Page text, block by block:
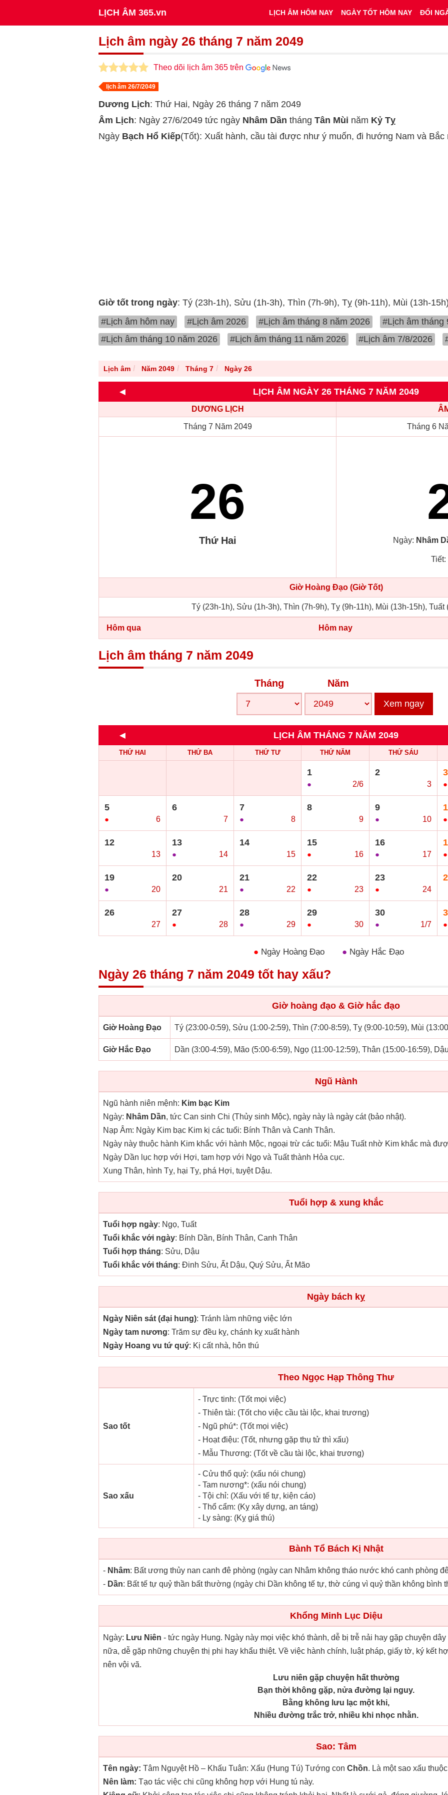
LỊCH ÂM 365.vn LỊCH ÂM HÔM NAY NGÀY TỐT HÔM NAY ĐỔI
Lịch âm ngày 26 tháng 7 năm 2049
Theo dõi lịch âm 365 trên
lịch âm 26/7/2049
Dương Lịch: Thứ Hai, Ngày 26 tháng 7 năm 2049
Âm Lịch: Ngày 27/6/2049 tức ngày Nhâm Dần tháng Tân Mùi năm Kỷ Tỵ
Ngày Bạch Hổ Kiếp(Tốt): Xuất hành, cầu tài được như ý muốn, đi hướng Nam và Bắc
Giờ tốt trong ngày: Tý (23h-1h), Sửu (1h-3h), Thìn (7h-9h), Tỵ (9h-11h), Mùi (13h-
#Lịch âm hôm nay
#Lịch âm 2026 #Lịch âm tháng 8 năm 2026
#Lịch âm tháng
#Lịch âm tháng 10 năm 2026
#Lịch âm tháng 11 năm 2026 #Lịch âm 7/8/2026
Lịch âm Năm 2049 Tháng 7 Ngày 26
◄ LỊCH ÂM NGÀY 26 THÁNG 7 NĂM 2049
DƯƠNG LỊCH
Tháng 7 Năm 2049 Tháng 6
26
Thứ Hai Ngày: Nhâm
Tiết:
Giờ Hoàng Đạo (Giờ Tốt)
Tý (23h-1h), Sửu (1h-3h), Thìn (7h-9h), Tỵ (9h-11h), Mùi (13h-15h), Tuất
Hôm qua Hôm nay
Lịch âm tháng 7 năm 2049
Tháng Năm
Xem ngay
◄ LỊCH ÂM THÁNG 7 NĂM 2049
THỨ HAI THỨ BA THỨ TƯ THỨ NĂM THỨ SÁU
1
● 2/6
2
3
3
●
5
● 6
6
7
7
● 8
8
9
9
● 10 ●
12
13
13
● 14
14
15
15
● 16
16
● 17 ●
19
● 20
20
21
21
● 22
22
● 23
23
● 24
26
27
27
● 28
28
● 29
29
● 30
30
● 1/7 ●
● Ngày Hoàng Đạo ● Ngày Hắc Đạo
Ngày 26 tháng 7 năm 2049 tốt hay xấu?
Giờ hoàng đạo & Giờ hắc đạo
Giờ Hoàng Đạo Tý (23:00-0:59), Sửu (1:00-2:59), Thìn (7:00-8:59), Tỵ (9:00-10:59), Mùi
Giờ Hắc Đạo Dần (3:00-4:59), Mão (5:00-6:59), Ngọ (11:00-12:59), Thân (15:00-16:59),
Ngũ Hành
Ngũ hành niên mệnh: Kim bạc Kim
Ngày: Nhâm Dần, tức Can sinh Chi (Thủy sinh Mộc), ngày này là ngày cát (bảo nhật).
Nạp Âm: Ngày Kim bạc Kim kị các tuổi: Bính Thân và Canh Thân.
Ngày này thuộc hành Kim khắc với hành Mộc, ngoại trừ các tuổi: Mậu Tuất nhờ Kim khắc mà
Ngày Dần lục hợp với Hợi, tam hợp với Ngọ và Tuất thành Hỏa cục.
Xung Thân, hình Tỵ, hại Tỵ, phá Hợi, tuyệt Dậu.
Tuổi hợp & xung khắc
Tuổi hợp ngày: Ngọ, Tuất
Tuổi khắc với ngày: Bính Dần, Bính Thân, Canh Thân
Tuổi hợp tháng: Sửu, Dậu
Tuổi khắc với tháng: Đinh Sửu, Ất Dậu, Quý Sửu, Ất Mão
Ngày bách kỵ
Ngày Niên sát (đại hung): Tránh làm những việc lớn
Ngày tam nương: Trăm sự đều kỵ, chánh kỵ xuất hành
Ngày Hoang vu tứ quý: Kị cất nhà, hôn thú
Theo Ngọc Hạp Thông Thư
Sao tốt
- Trực tinh: (Tốt mọi việc)
- Thiên tài: (Tốt cho việc cầu tài lộc, khai trương)
- Ngũ phú*: (Tốt mọi việc)
- Hoạt điệu: (Tốt, nhưng gặp thụ tử thì xấu)
- Mẫu Thương: (Tốt về cầu tài lộc, khai trương)
Sao xấu
- Cửu thổ quỷ: (xấu nói chung)
- Tam nương*: (xấu nói chung)
- Tội chỉ: (Xấu với tế tự, kiện cáo)
- Thổ cẩm: (Kỵ xây dựng, an táng)
- Ly sàng: (Kỵ giá thú)
Bành Tổ Bách Kị Nhật
- Nhâm: Bất ương thủy nan canh đê phòng (ngày can Nhâm không tháo nước khó canh phòng
- Dần: Bất tế tự quỷ thần bất thường (ngày chi Dần không tế tự, thờ cúng vì quỷ thần không bình
Khổng Minh Lục Diệu
Ngày: Lưu Niên - tức ngày Hung. Ngày này mọi việc khó thành, dễ bị trễ nải hay gặp chuyện
nữa, dễ gặp những chuyện thị phi hay khẩu thiệt. Về việc hành chính, luật pháp, giấy tờ, ký kết
nên vội vã.
Lưu niên gặp chuyện hất thường
Bạn thời không gặp, nửa đường lại nguy.
Bằng không lưu lạc một khi,
Nhiều đường trắc trở, nhiều khi nhọc nhằn.
Sao: Tâm
Tên ngày: Tâm Nguyệt Hồ – Khấu Tuân: Xấu (Hung Tú) Tướng con Chồn. Là một sao xấu
Nên làm: Tạo tác việc chi cũng không hợp với Hung tú này.